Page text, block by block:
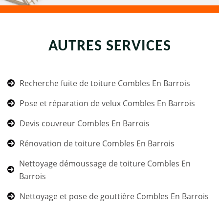
AUTRES SERVICES
Recherche fuite de toiture Combles En Barrois
Pose et réparation de velux Combles En Barrois
Devis couvreur Combles En Barrois
Rénovation de toiture Combles En Barrois
Nettoyage démoussage de toiture Combles En
Barrois
Nettoyage et pose de gouttière Combles En Barrois